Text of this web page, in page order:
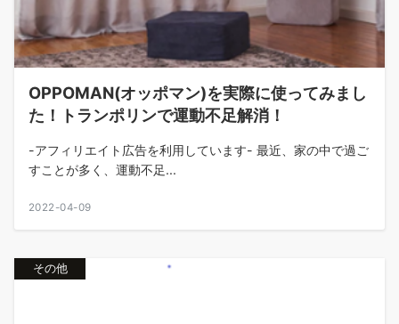
OPPOMAN(オッポマン)を実際に使ってみまし
た！トランポリンで運動不足解消！
-アフィリエイト広告を利用しています- 最近、家の中で過ご
すことが多く、運動不足...
2022-04-09
その他